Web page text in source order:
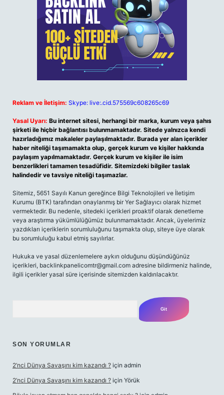
Reklam ve İletişim: Skype: live:.cid.575569c608265c69
Yasal Uyarı: Bu internet sitesi, herhangi bir marka, kurum veya şahıs
şirketi ile hiçbir bağlantısı bulunmamaktadır. Sitede yalnızca kendi
hazırladığımız makaleler paylaşılmaktadır. Burada yer alan içerikler
haber niteliği taşımamakta olup, gerçek kurum ve kişiler hakkında
paylaşım yapılmamaktadır. Gerçek kurum ve kişiler ile isim
benzerlikleri tamamen tesadüfidir. Sitemizdeki bilgiler taslak
halindedir ve tavsiye niteliği taşımazlar.
Sitemiz, 5651 Sayılı Kanun gereğince Bilgi Teknolojileri ve İletişim
Kurumu (BTK) tarafından onaylanmış bir Yer Sağlayıcı olarak hizmet
vermektedir. Bu nedenle, sitedeki içerikleri proaktif olarak denetleme
veya araştırma yükümlülüğümüz bulunmamaktadır. Ancak, üyelerimiz
yazdıkları içeriklerin sorumluluğunu taşımakta olup, siteye üye olarak
bu sorumluluğu kabul etmiş sayılırlar.
Hukuka ve yasal düzenlemelere aykırı olduğunu düşündüğünüz
içerikleri, backlinkpanelicomtr@gmail.com adresine bildirmeniz halinde,
ilgili içerikler yasal süre içerisinde sitemizden kaldırılacaktır.
SON YORUMLAR
2’nci Dünya Savaşını kim kazandı ? için admin
2’nci Dünya Savaşını kim kazandı ? için Yörük